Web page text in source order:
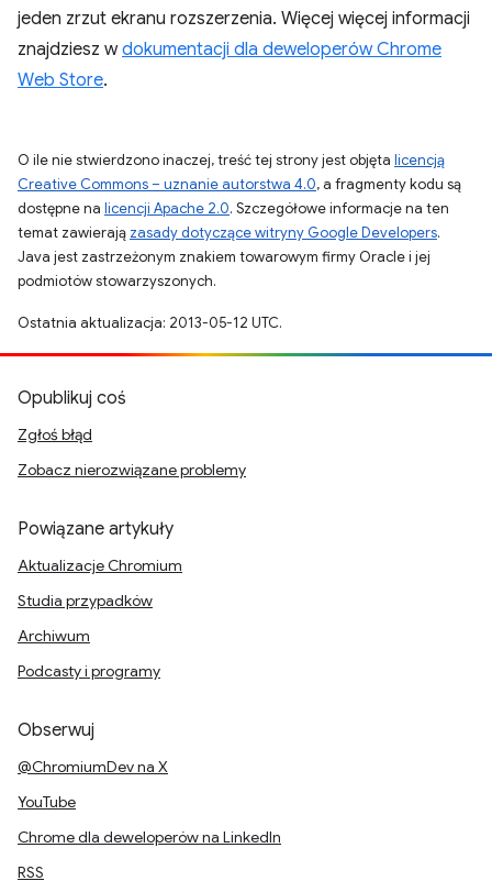
jeden zrzut ekranu rozszerzenia. Więcej więcej informacji
znajdziesz wdokumentacji dla deweloperów Chrome
Web Store.
O ile nie stwierdzono inaczej, treść tej strony jest objęta licencją
Creative Commons – uznanie autorstwa 4.0, a fragmenty kodu są
dostępne na licencji Apache 2.0. Szczegółowe informacje na ten
temat zawierają zasady dotyczące witryny Google Developers.
Java jest zastrzeżonym znakiem towarowym firmy Oracle i jej
podmiotów stowarzyszonych.
Ostatnia aktualizacja: 2013-05-12 UTC.
Opublikuj coś
Zgłoś błąd
Zobacz nierozwiązane problemy
Powiązane artykuły
Aktualizacje Chromium
Studia przypadków
Archiwum
Podcasty i programy
Obserwuj
@ChromiumDev na X
YouTube
Chrome dla deweloperów na LinkedIn
RSS